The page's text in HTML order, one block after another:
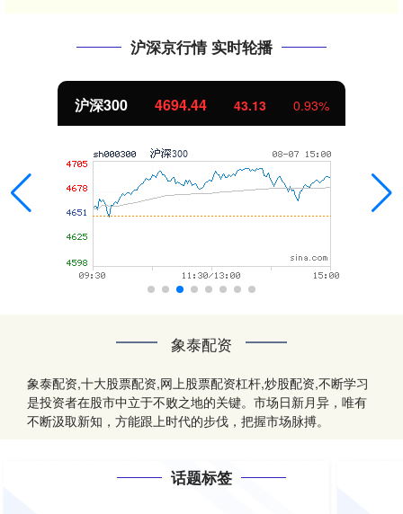
沪深京行情 实时轮播
沪深300 4694.44 43.13 0.93%
象泰配资
象泰配资,十大股票配资,网上股票配资杠杆,炒股配资,不断学习
是投资者在股市中立于不败之地的关键。市场日新月异，唯有
不断汲取新知，方能跟上时代的步伐，把握市场脉搏。
话题标签